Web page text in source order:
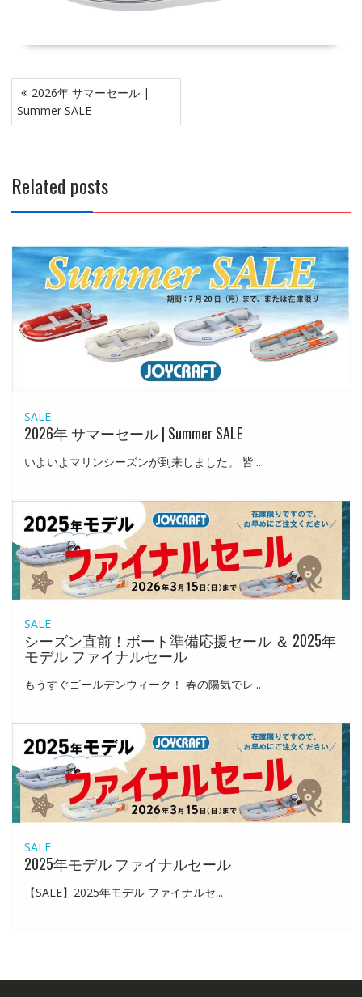
投
稿
ナ
ゲ
ー
シ
ン
2026年 サマーセール |
Summer SALE
Related posts
SALE
2026年 サマーセール | Summer SALE
いよいよマリンシーズンが到来しました。 皆...
SALE
シーズン直前！ボート準備応援セール ＆ 2025年
モデル ファイナルセール
もうすぐゴールデンウィーク！ 春の陽気でレ...
SALE
2025年モデル ファイナルセール
【SALE】2025年モデル ファイナルセ...